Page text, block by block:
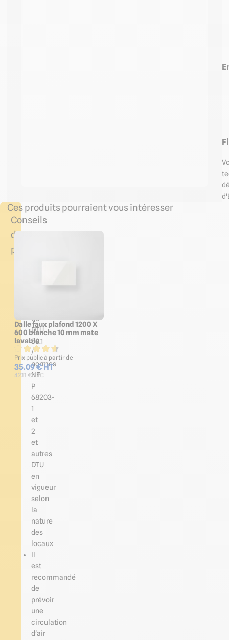
Conseils
de
pose
conforme
du
DTU
58.1
/
normes
NF
P
68203-
1
et
2
et
autres
DTU
en
vigueur
selon
la
nature
des
locaux
Il
est
recommandé
de
prévoir
une
circulation
d'air
Ces produits pourraient vous intéresser
Dalle faux plafond 1200 X
600 blanche 10 mm mate
lavable
Prix public à partir de
35.09 € HT
42.11 € TTC